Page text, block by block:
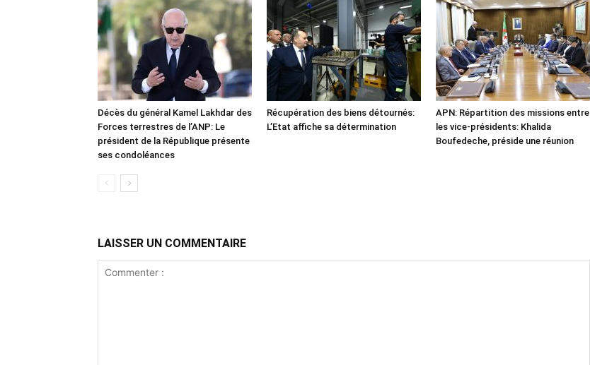
Décès du général Kamel Lakhdar des
Forces terrestres de l’ANP: Le
président de la République présente
ses condoléances
Récupération des biens détournés:
L’Etat affiche sa détermination
APN: Répartition des missions entre
les vice-présidents: Khalida
Boufedeche, préside une réunion
LAISSER UN COMMENTAIRE